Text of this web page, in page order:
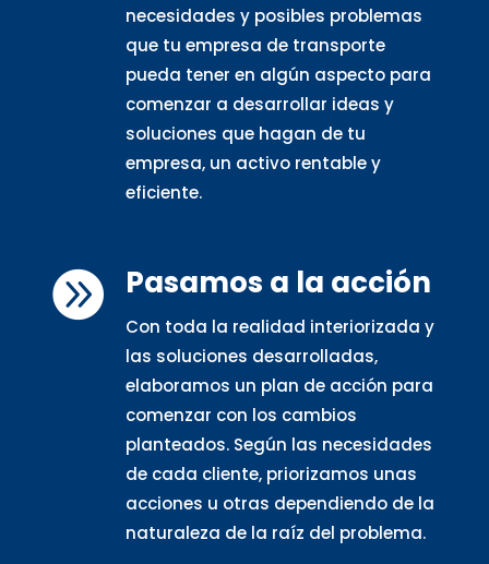
necesidades y posibles problemas
que tu empresa de transporte
pueda tener en algún aspecto para
comenzar a desarrollar ideas y
soluciones que hagan de tu
empresa, un activo rentable y
eficiente.
 Pasamos a la acción
Con toda la realidad interiorizada y
las soluciones desarrolladas,
elaboramos un plan de acción para
comenzar con los cambios
planteados. Según las necesidades
de cada cliente, priorizamos unas
acciones u otras dependiendo de la
naturaleza de la raíz del problema.